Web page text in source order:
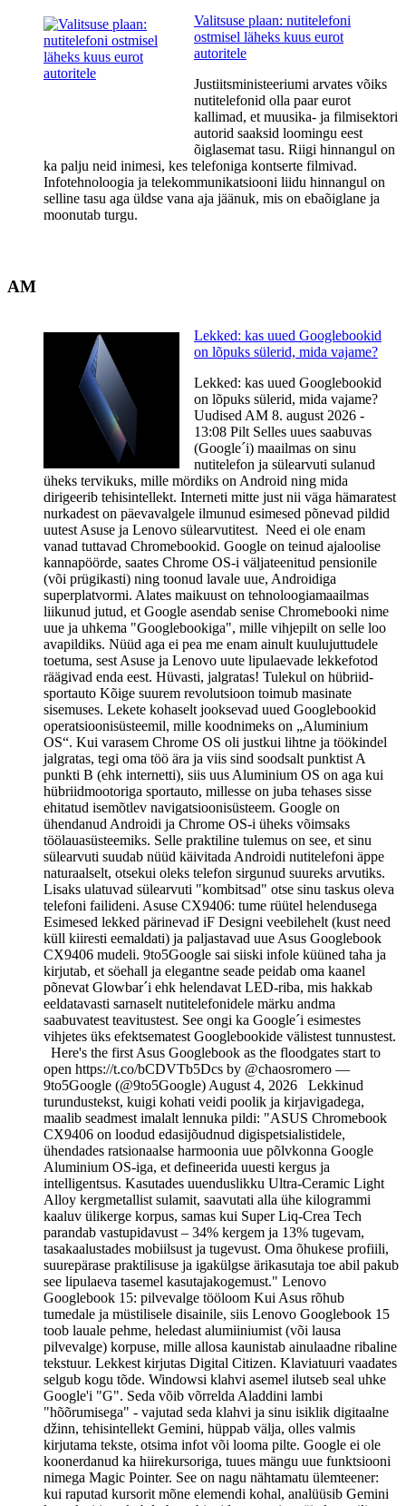
Valitsuse plaan: nutitelefoni
ostmisel läheks kuus eurot
autoritele
Justiitsministeeriumi arvates võiks
nutitelefonid olla paar eurot
kallimad, et muusika- ja filmisektori
autorid saaksid loomingu eest
õiglasemat tasu. Riigi hinnangul on
ka palju neid inimesi, kes telefoniga kontserte filmivad.
Infotehnoloogia ja telekommunikatsiooni liidu hinnangul on
selline tasu aga üldse vana aja jäänuk, mis on ebaõiglane ja
moonutab turgu.
AM
Lekked: kas uued Googlebookid
on lõpuks sülerid, mida vajame?
Lekked: kas uued Googlebookid
on lõpuks sülerid, mida vajame?
Uudised AM 8. august 2026 -
13:08 Pilt Selles uues saabuvas
(Google´i) maailmas on sinu
nutitelefon ja sülearvuti sulanud
üheks tervikuks, mille mördiks on Android ning mida
dirigeerib tehisintellekt. Interneti mitte just nii väga hämaratest
nurkadest on päevavalgele ilmunud esimesed põnevad pildid
uutest Asuse ja Lenovo sülearvutitest. Need ei ole enam
vanad tuttavad Chromebookid. Google on teinud ajaloolise
kannapöörde, saates Chrome OS-i väljateenitud pensionile
(või prügikasti) ning toonud lavale uue, Androidiga
superplatvormi. Alates maikuust on tehnoloogiamaailmas
liikunud jutud, et Google asendab senise Chromebooki nime
uue ja uhkema "Googlebookiga", mille vihjepilt on selle loo
avapildiks. Nüüd aga ei pea me enam ainult kuulujuttudele
toetuma, sest Asuse ja Lenovo uute lipulaevade lekkefotod
räägivad enda eest. Hüvasti, jalgratas! Tulekul on hübriid-
sportauto Kõige suurem revolutsioon toimub masinate
sisemuses. Lekete kohaselt jooksevad uued Googlebookid
operatsioonisüsteemil, mille koodnimeks on „Aluminium
OS“. Kui varasem Chrome OS oli justkui lihtne ja töökindel
jalgratas, tegi oma töö ära ja viis sind soodsalt punktist A
punkti B (ehk internetti), siis uus Aluminium OS on aga kui
hübriidmootoriga sportauto, millesse on juba tehases sisse
ehitatud isemõtlev navigatsioonisüsteem. Google on
ühendanud Androidi ja Chrome OS-i üheks võimsaks
töölauasüsteemiks. Selle praktiline tulemus on see, et sinu
sülearvuti suudab nüüd käivitada Androidi nutitelefoni äppe
naturaalselt, otsekui oleks telefon sirgunud suureks arvutiks.
Lisaks ulatuvad sülearvuti "kombitsad" otse sinu taskus oleva
telefoni failideni. Asuse CX9406: tume rüütel helendusega
Esimesed lekked pärinevad iF Designi veebilehelt (kust need
küll kiiresti eemaldati) ja paljastavad uue Asus Googlebook
CX9406 mudeli. 9to5Google sai siiski infole küüned taha ja
kirjutab, et söehall ja elegantne seade peidab oma kaanel
põnevat Glowbar´i ehk helendavat LED-riba, mis hakkab
eeldatavasti sarnaselt nutitelefonidele märku andma
saabuvatest teavitustest. See ongi ka Google´i esimestes
vihjetes üks efektsematest Googlebookide välistest tunnustest.
Here's the first Asus Googlebook as the floodgates start to
open https://t.co/bCDVTb5Dcs by @chaosromero —
9to5Google (@9to5Google) August 4, 2026 Lekkinud
turundustekst, kuigi kohati veidi poolik ja kirjavigadega,
maalib seadmest imalalt lennuka pildi: "ASUS Chromebook
CX9406 on loodud edasijõudnud digispetsialistidele,
ühendades ratsionaalse harmoonia uue põlvkonna Google
Aluminium OS-iga, et defineerida uuesti kergus ja
intelligentsus. Kasutades uuenduslikku Ultra-Ceramic Light
Alloy kergmetallist sulamit, saavutati alla ühe kilogrammi
kaaluv ülikerge korpus, samas kui Super Liq-Crea Tech
parandab vastupidavust – 34% kergem ja 13% tugevam,
tasakaalustades mobiilsust ja tugevust. Oma õhukese profiili,
suurepärase praktilisuse ja igakülgse ärikasutaja toe abil pakub
see lipulaeva tasemel kasutajakogemust." Lenovo
Googlebook 15: pilvevalge tööloom Kui Asus rõhub
tumedale ja müstilisele disainile, siis Lenovo Googlebook 15
toob lauale pehme, heledast alumiiniumist (või lausa
pilvevalge) korpuse, mille allosa kaunistab ainulaadne ribaline
tekstuur. Lekkest kirjutas Digital Citizen. Klaviatuuri vaadates
selgub kogu tõde. Windowsi klahvi asemel ilutseb seal uhke
Google'i "G". Seda võib võrrelda Aladdini lambi
"hõõrumisega" - vajutad seda klahvi ja sinu isiklik digitaalne
džinn, tehisintellekt Gemini, hüppab välja, olles valmis
kirjutama tekste, otsima infot või looma pilte. Google ei ole
koonerdanud ka hiirekursoriga, tuues mängu uue funktsiooni
nimega Magic Pointer. See on nagu nähtamatu ülemteener:
kui raputad kursorit mõne elemendi kohal, analüüsib Gemini